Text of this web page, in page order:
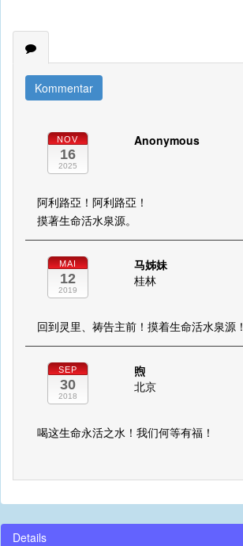
Kommentar
NOV
16
2025
Anonymous
阿利路亞！阿利路亞！
摸著生命活水泉源。
MAI
12
2019
马姊妹
桂林
回到灵里、祷告主前！摸着生命活水泉源！
SEP
30
2018
煦
北京
喝这生命永活之水！我们何等有福！
Details